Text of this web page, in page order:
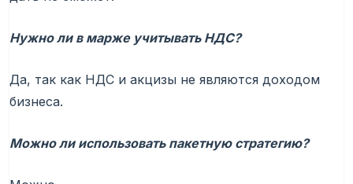
Нужно ли в марже учитывать НДС?
Да, так как НДС и акцизы не являются доходом
бизнеса.
Можно ли использовать пакетную стратегию?